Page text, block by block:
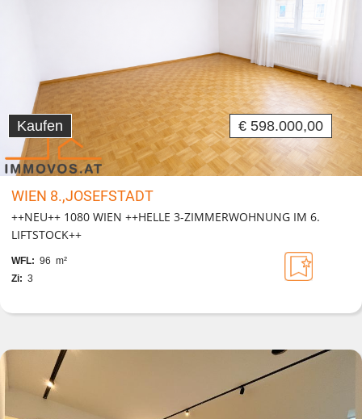
Kaufen € 598.000,00
WIEN 8.,JOSEFSTADT
++NEU++ 1080 WIEN ++HELLE 3-ZIMMERWOHNUNG IM 6.
LIFTSTOCK++
WFL: 96 m²
Zi: 3